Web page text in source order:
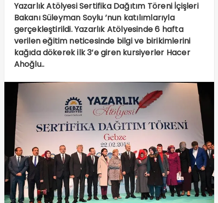
Yazarlık Atölyesi Sertifika Dağıtım Töreni İçişleri
Bakanı Süleyman Soylu ’nun katılımlarıyla
gerçekleştirildi. Yazarlık Atölyesinde 6 hafta
verilen eğitim neticesinde bilgi ve birikimlerini
kağıda dökerek ilk 3’e giren kursiyerler Hacer
Ahoğlu..